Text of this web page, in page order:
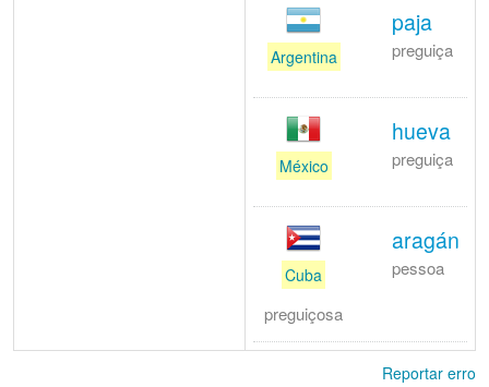
Argentina
paja
preguiça
México
hueva
preguiça
Cuba
aragán
pessoa
preguiçosa
Reportar erro